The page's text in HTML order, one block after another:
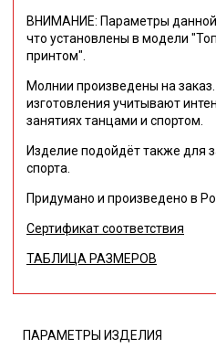
ВНИМАНИЕ: Параметры данной
что установлены в модели
принтом".
Молнии произведены на
изготовления учитывают
занятиях танцами и спортом.
Изделие подойдёт также для
спорта.
Придумано и произведено в
Сертификат соответствия
ТАБЛИЦА РАЗМЕРОВ
ПАРАМЕТРЫ ИЗДЕЛИЯ